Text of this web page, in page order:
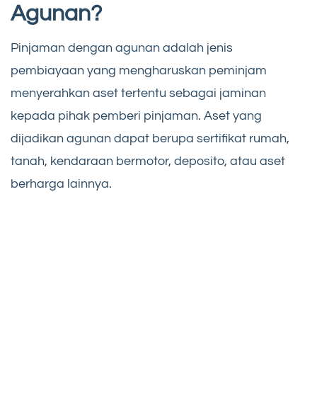
Agunan?
Pinjaman dengan agunan adalah jenis
pembiayaan yang mengharuskan peminjam
menyerahkan aset tertentu sebagai jaminan
kepada pihak pemberi pinjaman. Aset yang
dijadikan agunan dapat berupa sertifikat rumah,
tanah, kendaraan bermotor, deposito, atau aset
berharga lainnya.